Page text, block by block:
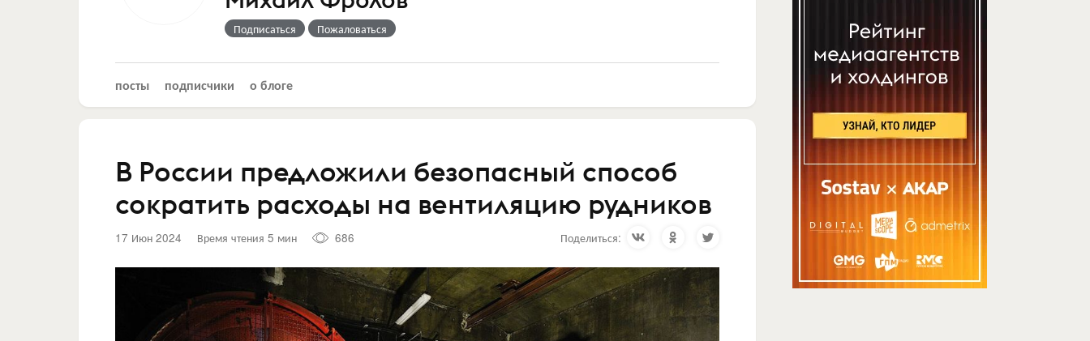
Подписаться Пожаловаться
посты подписчики о блоге
В России предложили безопасный способ
сократить расходы на вентиляцию рудников
17 Июн 2024 Время чтения 5 мин 686 Поделиться: